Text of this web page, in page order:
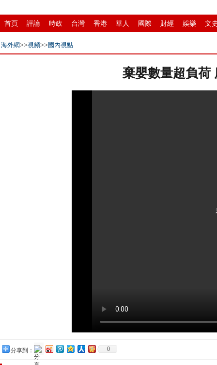
首頁 評論 時政 台灣 香港 華人 國際 財經 娛樂 文
縣域 環保 創投 成渝
海外網>>視頻>> 國內視點
棄嬰數量超負荷
分享到： 0